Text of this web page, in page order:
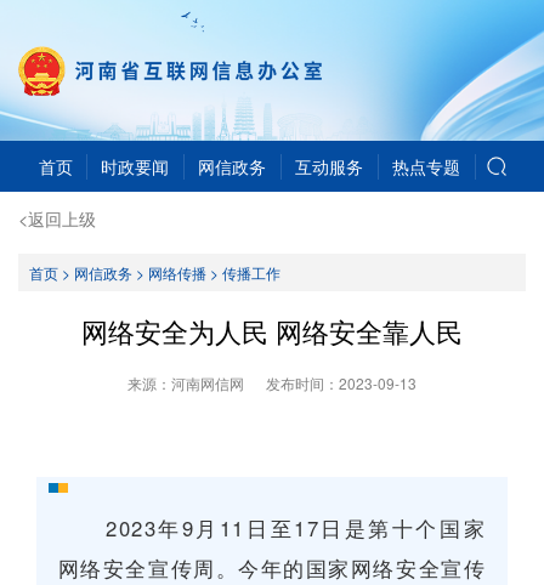
首页 时政要闻 网信政务 互动服务 热点专题
<返回上级
首页> 网信政务> 网络传播> 传播工作
网络安全为人民 网络安全靠人民
来源：河南网信网 发布时间： 2023-09-13
2023年9月11日至17日是第十个国家
网络安全宣传周。今年的国家网络安全宣传